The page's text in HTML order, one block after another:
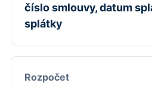
číslo smlouvy, datum
splátky
Rozpočet